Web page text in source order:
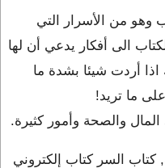
وهو من الأسرار التي
الى أفكار يدعي أن لها
اذا أردت شيئا بشدة ما
ما تريد!
والصحة وأمور كثيرة.
كتاب السر كتاب إلكتروني